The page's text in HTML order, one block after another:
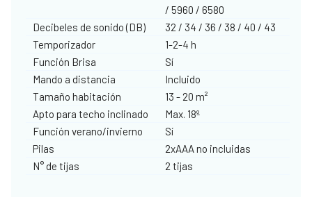
/ 5960 / 6580
Decibeles de sonido (DB)
32 / 34 / 36 / 38 / 40 / 43
Temporizador
1-2-4 h
Función Brisa
Sí
Mando a distancia
Incluido
Tamaño habitación
13 - 20 m²
Apto para techo inclinado
Max. 18º
Función verano/invierno
Sí
Pilas
2xAAA no incluidas
N° de tijas
2 tijas